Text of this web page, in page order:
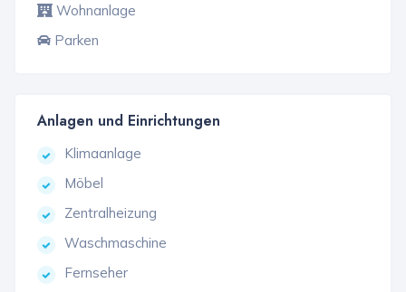
Wohnanlage
Parken
Anlagen und Einrichtungen
Klimaanlage
Möbel
Zentralheizung
Waschmaschine
Fernseher